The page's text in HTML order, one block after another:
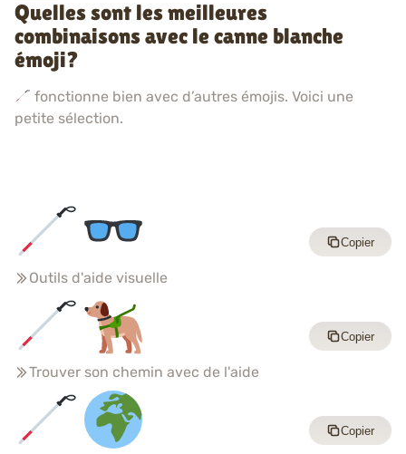
Quelles sont les meilleures
combinaisons avec le canne blanche
émoji?
fonctionne bien avec d’autres émojis. Voici une
petite sélection.
Outils d'aide visuelle
Copier
Trouver son chemin avec de l'aide
Copier
Copier